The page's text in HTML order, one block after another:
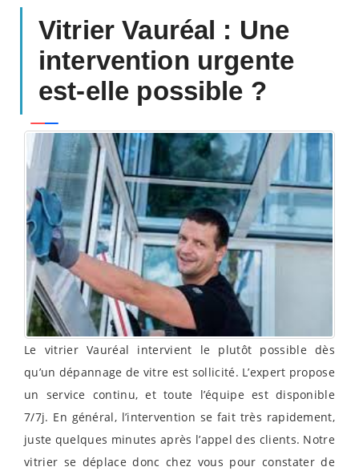
Vitrier Vauréal : Une
intervention urgente
est-elle possible ?
Le vitrier Vauréal intervient le plutôt possible dès
qu’un dépannage de vitre est sollicité. L’expert propose
un service continu, et toute l’équipe est disponible
7/7j. En général, l’intervention se fait très rapidement,
juste quelques minutes après l’appel des clients. Notre
vitrier se déplace donc chez vous pour constater de